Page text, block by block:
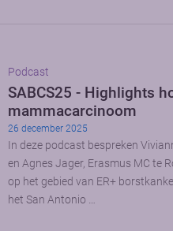
Podcast
SABCS25 - Highlights
mammacarcinoom
26 december 2025
In deze podcast bespreken
en Agnes Jager, Erasmus MC te
op het gebied van ER+
het San Antonio …